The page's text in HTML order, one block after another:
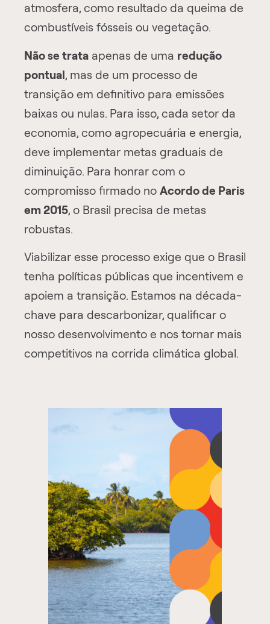
atmosfera, como resultado da queima de
combustíveis fósseis ou vegetação.
Não se trata apenas de uma redução
pontual, mas de um processo de
transição em definitivo para emissões
baixas ou nulas. Para isso, cada setor da
economia, como agropecuária e energia,
deve implementar metas graduais de
diminuição. Para honrar com o
compromisso firmado no Acordo de Paris
em 2015, o Brasil precisa de metas
robustas.
Viabilizar esse processo exige que o Brasil
tenha políticas públicas que incentivem e
apoiem a transição. Estamos na década-
chave para descarbonizar, qualificar o
nosso desenvolvimento e nos tornar mais
competitivos na corrida climática global.